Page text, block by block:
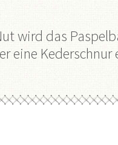
wird das
eine Kederschnur